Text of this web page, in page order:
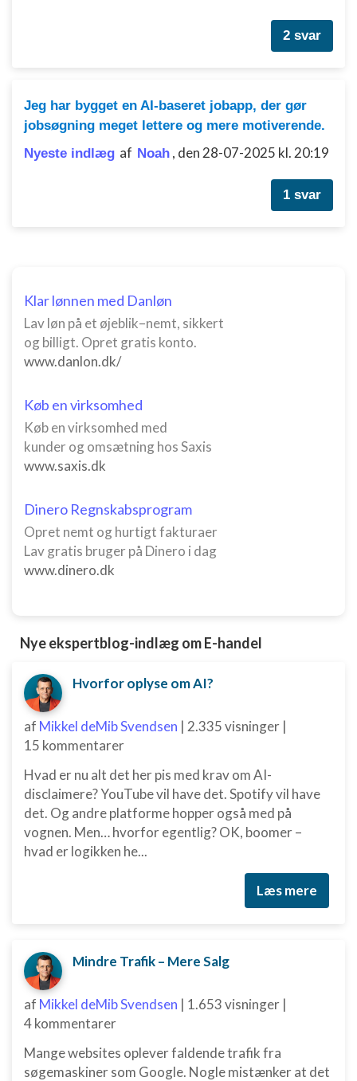
2 svar
Jeg har bygget en AI-baseret jobapp, der gør
jobsøgning meget lettere og mere motiverende.
Nyeste indlæg af Noah , den 28-07-2025 kl. 20:19
1 svar
Klar lønnen med Danløn
Lav løn på et øjeblik–nemt, sikkert
og billigt. Opret gratis konto.
www.danlon.dk/
Køb en virksomhed
Køb en virksomhed med
kunder og omsætning hos Saxis
www.saxis.dk
Dinero Regnskabsprogram
Opret nemt og hurtigt fakturaer
Lav gratis bruger på Dinero i dag
www.dinero.dk
Nye ekspertblog-indlæg om E-handel
Hvorfor oplyse om AI?
af Mikkel deMib Svendsen | 2.335 visninger |
15 kommentarer
Hvad er nu alt det her pis med krav om AI-
disclaimere? YouTube vil have det. Spotify vil have
det. Og andre platforme hopper også med på
vognen. Men… hvorfor egentlig? OK, boomer –
hvad er logikken he...
Læs mere
Mindre Trafik – Mere Salg
af Mikkel deMib Svendsen | 1.653 visninger |
4 kommentarer
Mange websites oplever faldende trafik fra
søgemaskiner som Google. Nogle mistænker at det